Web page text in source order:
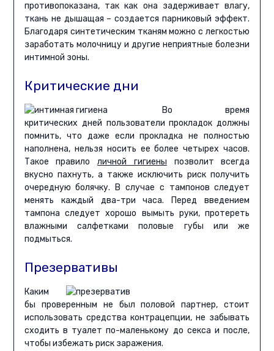
противопоказана, так как она задерживает влагу,
ткань не дышащая – создается парниковый эффект.
Благодаря синтетическим тканям можно с легкостью
заработать молочницу и другие неприятные болезни
интимной зоны.
Критические дни
Во время
критических дней пользователи прокладок должны
помнить, что даже если прокладка не полностью
наполнена, нельзя носить ее более четырех часов.
Такое правилоличной гигиены позволит всегда
вкусно пахнуть, а также исключить риск получить
очередную болячку. В случае с тампонов следует
менять каждый два-три часа. Перед введением
тампона следует хорошо вымыть руки, протереть
влажными салфетками половые губы или же
подмыться.
Презервативы
Каким
бы проверенным не был половой партнер, стоит
использовать средства контрацепции, не забывать
сходить в туалет по-маленькому до секса и после,
чтобы избежать риск заражения.